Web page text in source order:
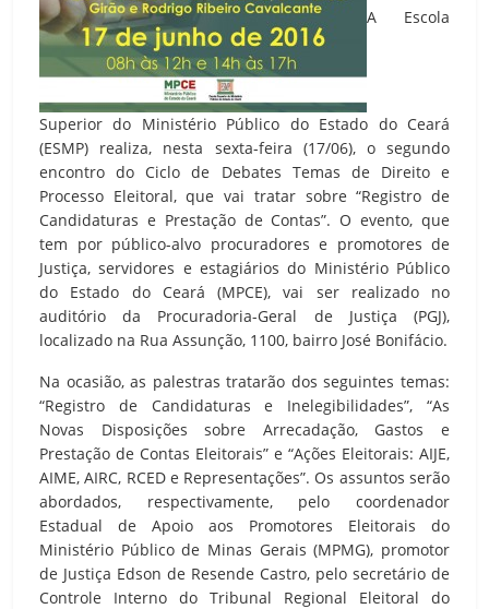
A Escola
Superior do Ministério Público do Estado do Ceará
(ESMP) realiza, nesta sexta-feira (17/06), o segundo
encontro do Ciclo de Debates Temas de Direito e
Processo Eleitoral, que vai tratar sobre “Registro de
Candidaturas e Prestação de Contas”. O evento, que
tem por público-alvo procuradores e promotores de
Justiça, servidores e estagiários do Ministério Público
do Estado do Ceará (MPCE), vai ser realizado no
auditório da Procuradoria-Geral de Justiça (PGJ),
localizado na Rua Assunção, 1100, bairro José Bonifácio.
Na ocasião, as palestras tratarão dos seguintes temas:
“Registro de Candidaturas e Inelegibilidades”, “As
Novas Disposições sobre Arrecadação, Gastos e
Prestação de Contas Eleitorais” e “Ações Eleitorais: AIJE,
AIME, AIRC, RCED e Representações”. Os assuntos serão
abordados, respectivamente, pelo coordenador
Estadual de Apoio aos Promotores Eleitorais do
Ministério Público de Minas Gerais (MPMG), promotor
de Justiça Edson de Resende Castro, pelo secretário de
Controle Interno do Tribunal Regional Eleitoral do